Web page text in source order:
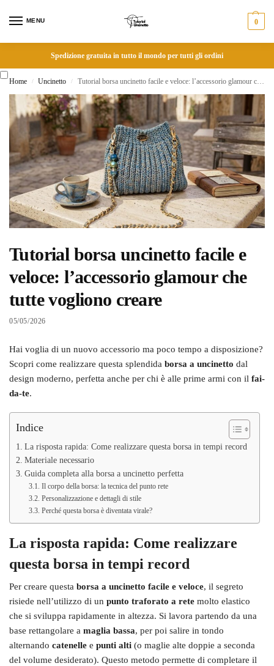
MENU 0
Spedizione gratuita in tutto il mondo per tutti gli ordini
Home / Uncinetto / Tutorial borsa uncinetto facile e veloce: l’accessorio glamour che tutte vogliono creare
Tutorial borsa uncinetto facile e
veloce: l’accessorio glamour che
tutte vogliono creare
05/05/2026
Hai voglia di un nuovo accessorio ma poco tempo a disposizione?
Scopri come realizzare questa splendida borsa a uncinetto dal
design moderno, perfetta anche per chi è alle prime armi con il fai-
da-te.
Indice
La risposta rapida: Come realizzare questa borsa in tempi record
Materiale necessario
Guida completa alla borsa a uncinetto perfetta
Il corpo della borsa: la tecnica del punto rete
Personalizzazione e dettagli di stile
Perché questa borsa è diventata virale?
La risposta rapida: Come realizzare
questa borsa in tempi record
Per creare questa borsa a uncinetto facile e veloce, il segreto
risiede nell’utilizzo di un punto traforato a rete molto elastico
che si sviluppa rapidamente in altezza. Si lavora partendo da una
base rettangolare a maglia bassa, per poi salire in tondo
alternando catenelle e punti alti (o maglie alte doppie a seconda
del volume desiderato). Questo metodo permette di completare il